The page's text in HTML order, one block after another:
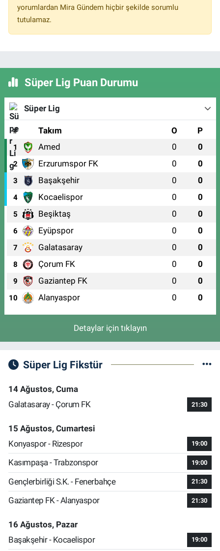
yorumlardan Mira Gündem hiçbir şekilde sorumlu
tutulamaz.
Süper Lig Puan Durumu
Süper Lig
# Takım O P
1 Amed 0 0
2 Erzurumspor FK 0 0
3 Başakşehir 0 0
4 Kocaelispor 0 0
5 Beşiktaş 0 0
6 Eyüpspor 0 0
7 Galatasaray 0 0
8 Çorum FK 0 0
9 Gaziantep FK 0 0
10 Alanyaspor 0 0
Detaylar için tıklayın
Süper Lig Fikstür
14 Ağustos, Cuma
Galatasaray - Çorum FK
21:30
15 Ağustos, Cumartesi
Konyaspor - Rizespor
19:00
Kasımpaşa - Trabzonspor 19:00
Gençlerbirliği S.K. - Fenerbahçe 21:30
Gaziantep FK - Alanyaspor 21:30
16 Ağustos, Pazar
Başakşehir - Kocaelispor
19:00